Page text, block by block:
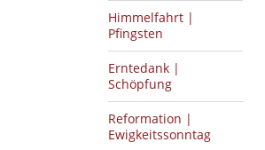
Himmelfahrt |
Pfingsten
Erntedank |
Schöpfung
Reformation |
Ewigkeitssonntag